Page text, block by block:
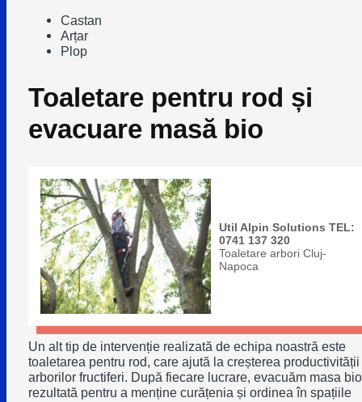
Castan
Arțar
Plop
Toaletare pentru rod și
evacuare masă bio
Util Alpin Solutions TEL:
0741 137 320
Toaletare arbori Cluj-
Napoca
Un alt tip de intervenție realizată de echipa noastră este
toaletarea pentru rod, care ajută la creșterea productivității
arborilor fructiferi. După fiecare lucrare, evacuăm masa bio
rezultată pentru a menține curățenia și ordinea în spațiile